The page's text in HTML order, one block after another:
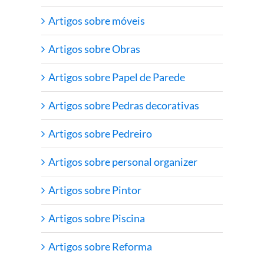
Artigos sobre móveis
Artigos sobre Obras
Artigos sobre Papel de Parede
Artigos sobre Pedras decorativas
Artigos sobre Pedreiro
Artigos sobre personal organizer
Artigos sobre Pintor
Artigos sobre Piscina
Artigos sobre Reforma